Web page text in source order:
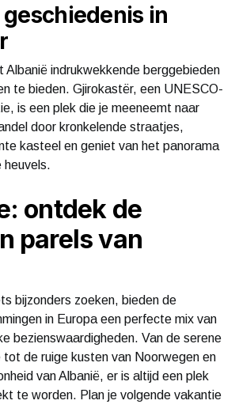
in
Albanië indrukwekkende berggebieden
te bieden. Gjirokastër, een UNESCO-
is een plek die je meeneemt naar
door kronkelende straatjes,
kasteel en geniet van het panorama
heuvels.
ontdek de
parels van
bijzonders zoeken, bieden de
in Europa een perfecte mix van
bezienswaardigheden. Van de serene
tot de ruige kusten van Noorwegen en
van Albanië, er is altijd een plek
te worden. Plan je volgende vakantie